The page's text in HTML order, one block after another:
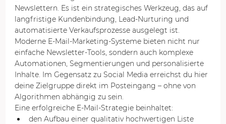
Newslettern. Es ist ein strategisches Werkzeug, das auf
langfristige Kundenbindung, Lead-Nurturing und
automatisierte Verkaufsprozesse ausgelegt ist.
Moderne E-Mail-Marketing-Systeme bieten nicht nur
einfache Newsletter-Tools, sondern auch komplexe
Automationen, Segmentierungen und personalisierte
Inhalte. Im Gegensatz zu Social Media erreichst du hier
deine Zielgruppe direkt im Posteingang – ohne von
Algorithmen abhängig zu sein.
Eine erfolgreiche E-Mail-Strategie beinhaltet:
den Aufbau einer qualitativ hochwertigen Liste